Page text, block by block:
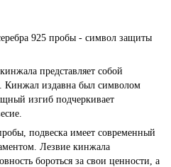
925 пробы - символ защиты
представляет собой
Кинжал издавна был символом
изгиб подчеркивает
подвеска имеет современный
Лезвие кинжала
бороться за свои ценности, а